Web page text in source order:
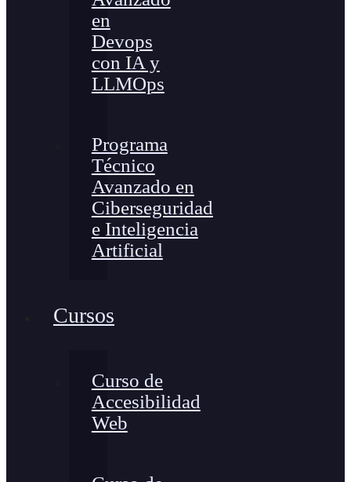
en
Devops
con IA y
LLMOps
Programa
Técnico
Avanzado en
Ciberseguridad
e Inteligencia
Artificial
Cursos
Curso de
Accesibilidad
Web